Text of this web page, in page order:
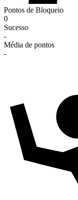
Pontos de Bloqueio
0
Sucesso
-
Média de pontos
-